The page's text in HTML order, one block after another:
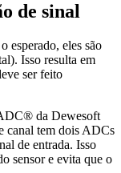
de sinal
esperado, eles são
Isso resulta em
ser feito
da Dewesoft
canal tem dois ADCs
de entrada. Isso
sensor e evita que o